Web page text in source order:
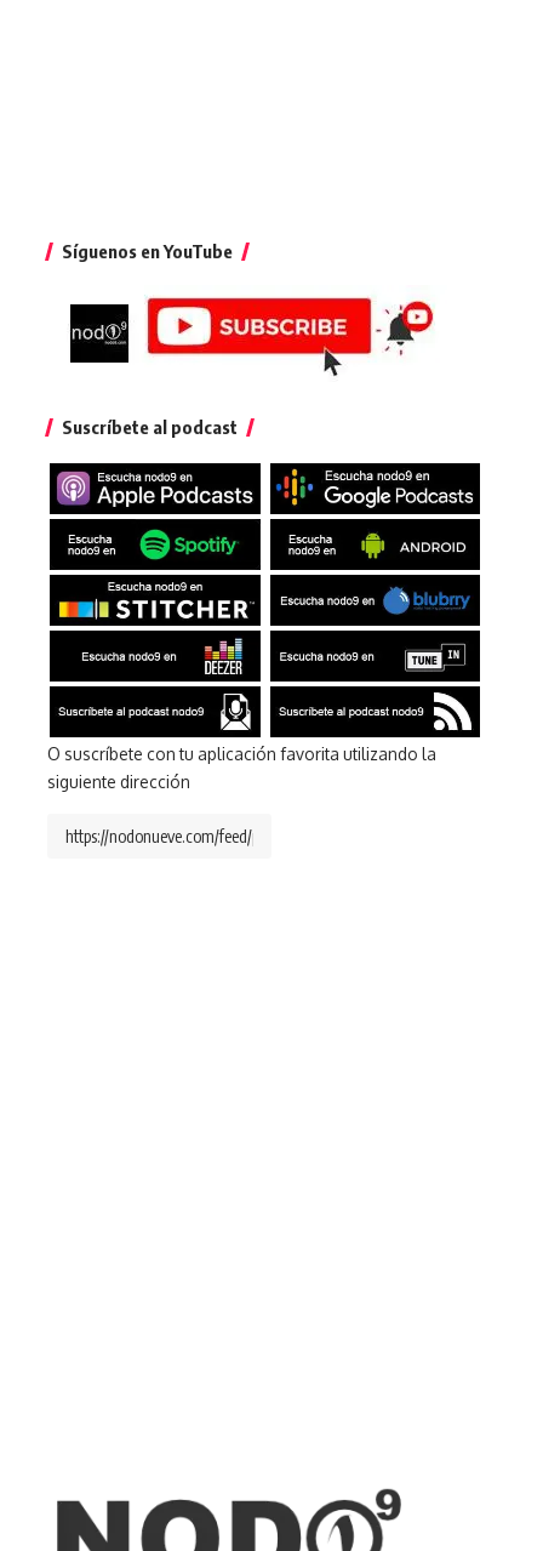
Síguenos en YouTube
Suscríbete al podcast
O suscríbete con tu aplicación favorita utilizando la
siguiente dirección